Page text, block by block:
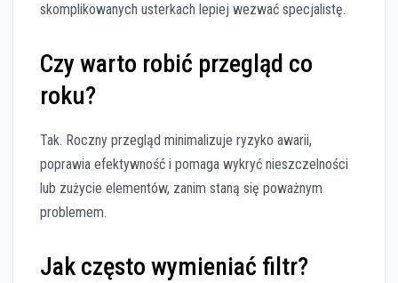
skomplikowanych usterkach lepiej wezwać specjalistę.
Czy warto robić przegląd co
roku?
Tak. Roczny przegląd minimalizuje ryzyko awarii,
poprawia efektywność i pomaga wykryć nieszczelności
lub zużycie elementów, zanim staną się poważnym
problemem.
Jak często wymieniać filtr?